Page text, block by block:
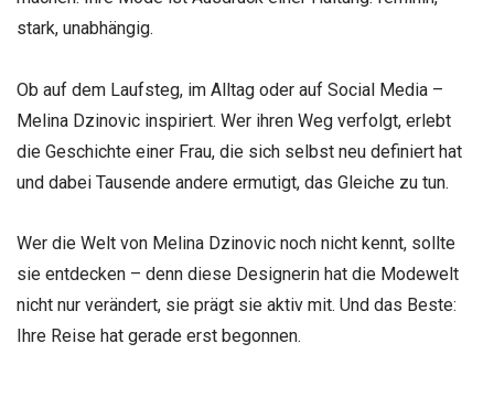
stark, unabhängig.
Ob auf dem Laufsteg, im Alltag oder auf Social Media –
Melina Dzinovic inspiriert. Wer ihren Weg verfolgt, erlebt
die Geschichte einer Frau, die sich selbst neu definiert hat
und dabei Tausende andere ermutigt, das Gleiche zu tun.
Wer die Welt von Melina Dzinovic noch nicht kennt, sollte
sie entdecken – denn diese Designerin hat die Modewelt
nicht nur verändert, sie prägt sie aktiv mit. Und das Beste:
Ihre Reise hat gerade erst begonnen.